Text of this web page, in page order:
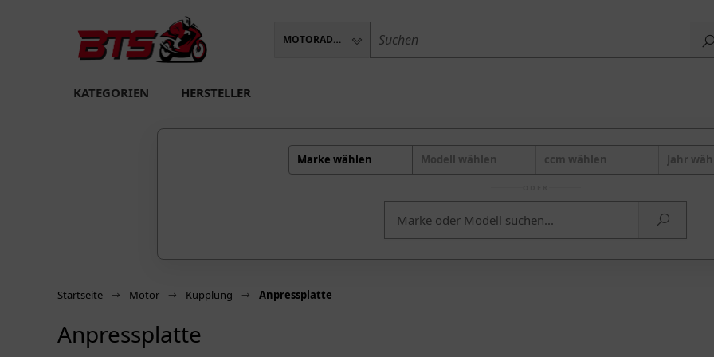
MOTORADTEILE
KATEGORIEN HERSTELLER
Marke wählen Modell wählen ccm wählen Jahr
Startseite Motor Kupplung Anpressplatte
Anpressplatte